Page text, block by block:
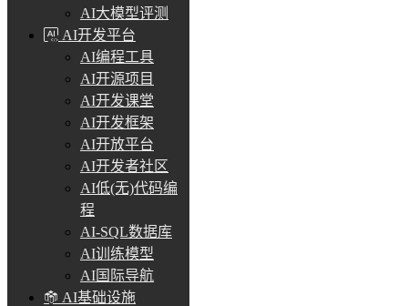
AI大模型评测
AI开发平台
AI编程工具
AI开源项目
AI开发课堂
AI开发框架
AI开放平台
AI开发者社区
AI低(无)代码编
程
AI-SQL数据库
AI训练模型
AI国际导航
AI基础设施